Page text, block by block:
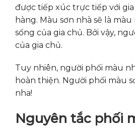
được tiếp xúc trực tiếp với
hàng. Màu sơn nhà sẽ là
sống của gia chủ. Bởi vậy,
của gia chủ.
Tuy nhiên, người phối màu
hoàn thiện. Người phối màu
nha!
Nguyên tắc phối